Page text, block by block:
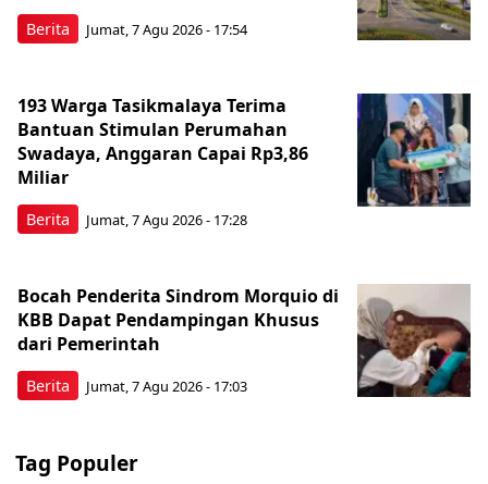
Berita Jumat, 7 Agu 2026 - 17:54
Berita
193 Warga Tasikmalaya Terima
Bantuan Stimulan Perumahan
Swadaya, Anggaran Capai Rp3,86
Miliar
Jumat, 7 Agu 2026 - 17:28
Berita
Bocah Penderita Sindrom Morquio di
KBB Dapat Pendampingan Khusus
dari Pemerintah
Jumat, 7 Agu 2026 - 17:03
Tag Populer